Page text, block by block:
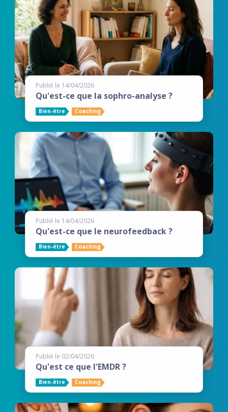
Publié le 14/04/2026
Qu'est-ce que la sophro-analyse ?
Bien-être Coaching
Publié le 14/04/2026
Qu'est-ce que le neurofeedback ?
Bien-être Coaching
Publié le 02/04/2026
Qu'est ce que l'EMDR ?
Bien-être Coaching